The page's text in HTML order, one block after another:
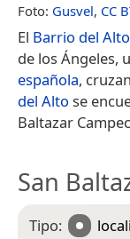
Foto: Gusvel, CC
El Barrio del Alto
de los Ángeles,
española,
del Alto se
Baltazar
San
Tipo: